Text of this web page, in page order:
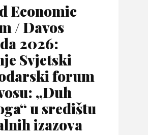
Economic
/ Davos
2026:
Svjetski
forum
„Duh
u središtu
izazova